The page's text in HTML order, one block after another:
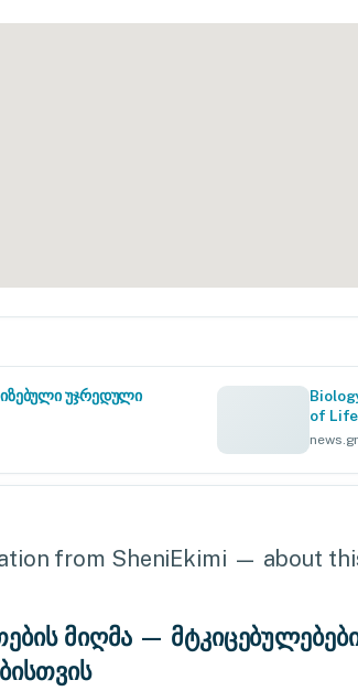
უჯრედული
of Life
from SheniEkimi — about
მიღმა —